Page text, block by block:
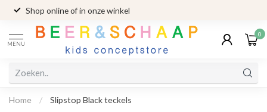
Shop online of in onze winkel
MENU
0
Home / Slipstop Black teckels